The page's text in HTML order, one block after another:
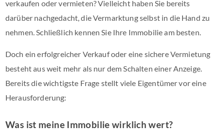
verkaufen oder vermieten? Vielleicht haben Sie bereits
darüber nachgedacht, die Vermarktung selbst in die Hand zu
nehmen. Schließlich kennen Sie Ihre Immobilie am besten.
Doch ein erfolgreicher Verkauf oder eine sichere Vermietung
besteht aus weit mehr als nur dem Schalten einer Anzeige.
Bereits die wichtigste Frage stellt viele Eigentümer vor eine
Herausforderung:
Was ist meine Immobilie wirklich wert?